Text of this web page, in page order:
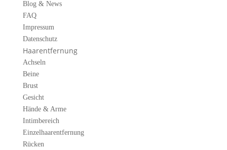
Blog & News
FAQ
Impressum
Datenschutz
Haarentfernung
Achseln
Beine
Brust
Gesicht
Hände & Arme
Intimbereich
Einzelhaarentfernung
Rücken